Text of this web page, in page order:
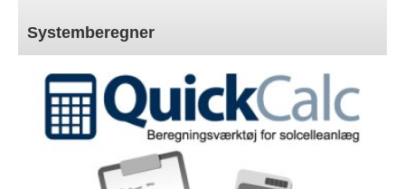
Systemberegner